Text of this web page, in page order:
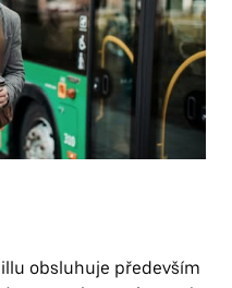
obsluhuje především